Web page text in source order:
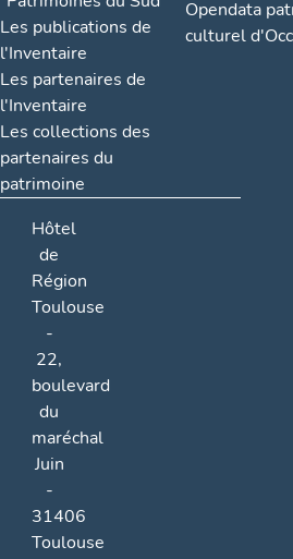
Les publications de
l'Inventaire
Les partenaires de
l'Inventaire
Les collections des
partenaires du
patrimoine
Opendata
culturel
Hôtel
de
Région
Toulouse
-
22,
boulevard
du
maréchal
Juin
-
31406
Toulouse